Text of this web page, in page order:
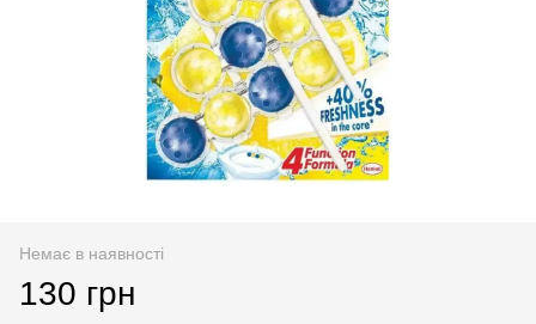
Немає в наявності
130 грн